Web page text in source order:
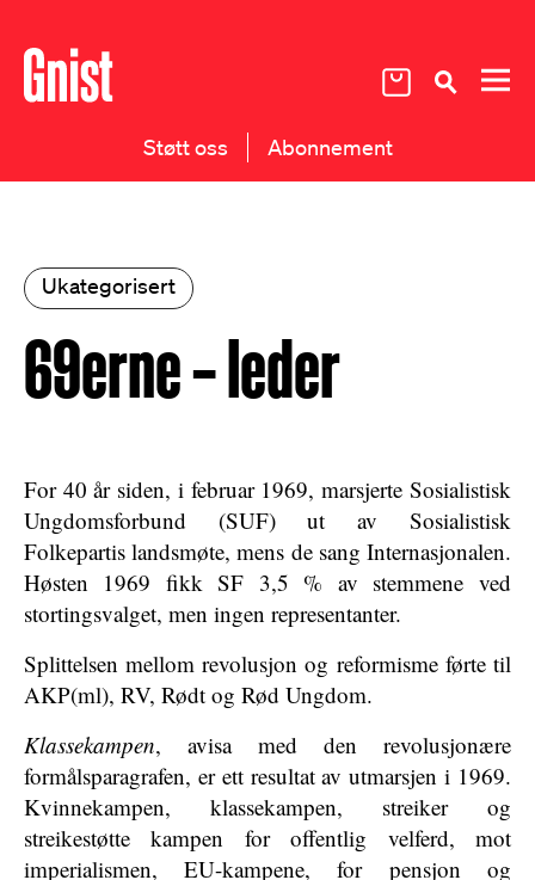
Støtt oss Abonnement
Ukategorisert
69erne – leder
For 40 år siden, i februar 1969, marsjerte Sosialistisk
Ungdomsforbund (SUF) ut av Sosialistisk
Folkepartis landsmøte, mens de sang Internasjonalen.
Høsten 1969 fikk SF 3,5 % av stemmene ved
stortingsvalget, men ingen representanter.
Splittelsen mellom revolusjon og reformisme førte til
AKP(ml), RV, Rødt og Rød Ungdom.
Klassekampen, avisa med den revolusjonære
formålsparagrafen, er ett resultat av utmarsjen i 1969.
Kvinnekampen, klassekampen, streiker og
streikestøtte kampen for offentlig velferd, mot
imperialismen, EU-kampene, for pensjon og